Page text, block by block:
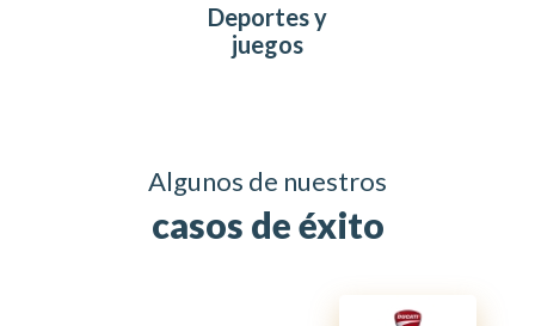
Deportes y
juegos
Algunos de nuestros
casos de éxito